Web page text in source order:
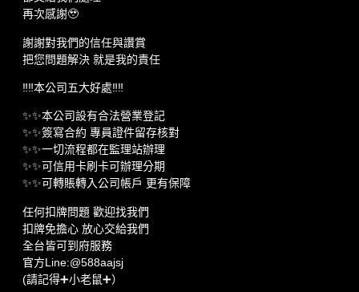
再次感謝🥹
謝謝對我們的信任與讚賞
把您問題解決 就是我的責任
‼️‼️本公司五大好處‼️‼️
✨✨本公司設有合法營業登記
✨✨簽寫合約 專員證件留存核對
✨✨一切流程都在監理站辦理
✨✨可信用卡刷卡可辦理分期
✨✨可轉賬轉入公司帳戶 更有保障
任何扣牌問題 歡迎找我們
扣牌免擔心 放心交給我們
全台皆可到府服務
官方Line:@588aajsj
(請記得➕小老鼠➕）